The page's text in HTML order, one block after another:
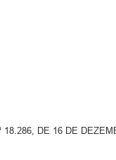
18.286, DE 16 DE